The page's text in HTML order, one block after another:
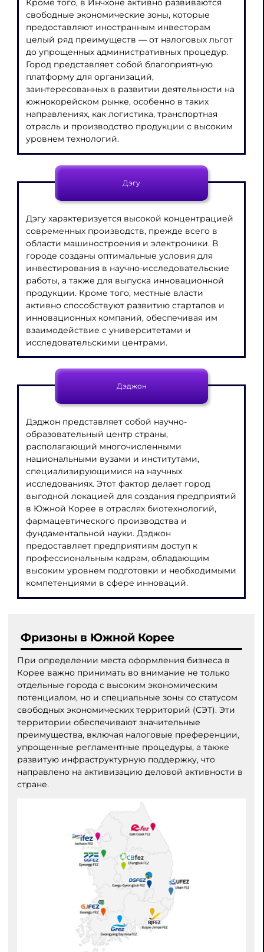
Кроме того, в Инчхоне активно развиваются
свободные экономические зоны, которые
предоставляют иностранным инвесторам
целый ряд преимуществ — от налоговых льгот
до упрощенных административных процедур.
Город представляет собой благоприятную
платформу для организаций,
заинтересованных в развитии деятельности на
южнокорейском рынке, особенно в таких
направлениях, как логистика, транспортная
отрасль и производство продукции с высоким
уровнем технологий.
Дэгу
Дэгу характеризуется высокой концентрацией
современных производств, прежде всего в
области машиностроения и электроники. В
городе созданы оптимальные условия для
инвестирования в научно-исследовательские
работы, а также для выпуска инновационной
продукции. Кроме того, местные власти
активно способствуют развитию стартапов и
инновационных компаний, обеспечивая им
взаимодействие с университетами и
исследовательскими центрами.
Дэджон
Дэджон представляет собой научно-
образовательный центр страны,
располагающий многочисленными
национальными вузами и институтами,
специализирующимися на научных
исследованиях. Этот фактор делает город
выгодной локацией для создания предприятий
в Южной Корее в отраслях биотехнологий,
фармацевтического производства и
фундаментальной науки. Дэджон
предоставляет предприятиям доступ к
профессиональным кадрам, обладающим
высоким уровнем подготовки и необходимыми
компетенциями в сфере инноваций.
Фризоны в Южной Корее
При определении места оформления бизнеса в
Корее важно принимать во внимание не только
отдельные города с высоким экономическим
потенциалом, но и специальные зоны со статусом
свободных экономических территорий (СЭТ). Эти
территории обеспечивают значительные
преимущества, включая налоговые преференции,
упрощенные регламентные процедуры, а также
развитую инфраструктурную поддержку, что
направлено на активизацию деловой активности в
стране.